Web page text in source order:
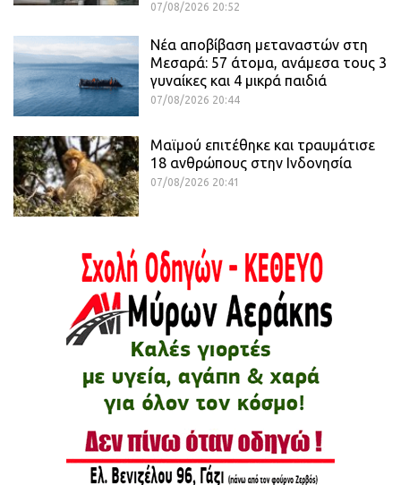
07/08/2026 20:52
Νέα αποβίβαση μεταναστών στη
Μεσαρά: 57 άτομα, ανάμεσα τους 3
γυναίκες και 4 μικρά παιδιά
07/08/2026 20:44
Μαϊμού επιτέθηκε και τραυμάτισε
18 ανθρώπους στην Ινδονησία
07/08/2026 20:41